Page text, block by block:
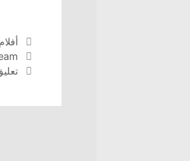
أفلام 2010